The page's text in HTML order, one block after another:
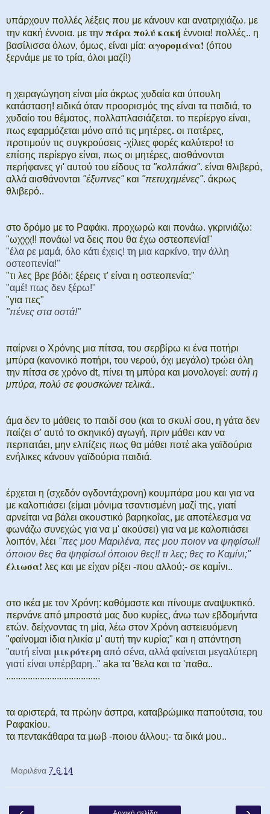
υπάρχουν πολλές λέξεις που με κάνουν και ανατριχιάζω. με
την κακή έννοια. με την πάρα πολύ κακή έννοια! πολλές.. η
βασίλισσα όλων, όμως, είναι μία: αγορομάνα! (όπου
ξερνάμε με το τρία, όλοι μαζί!)
η χειραγώγηση είναι μία άκρως χυδαία και ύπουλη
κατάσταση! ειδικά όταν προορισμός της είναι τα παιδιά, το
χυδαίο του θέματος, πολλαπλασιάζεται. το περίεργο είναι,
πως εφαρμόζεται μόνο από τις μητέρες. οι πατέρες,
προτιμούν τις συγκρούσεις -χίλιες φορές καλύτερο! το
επίσης περίεργο είναι, πως οι μητέρες, αισθάνονται
περήφανες γι' αυτού του είδους τα "κολπάκια". είναι θλιβερό,
αλλά αισθάνονται "έξυπνες"και "πετυχημένες". άκρως
θλιβερό..
στο δρόμο με το Ραφάκι. προχωρώ και πονάω. γκρινιάζω:
"ωχχχ!! πονάω! να δεις που θα έχω οστεοπενία!"
"έλα ρε μαμά, όλο κάτι έχεις! τη μια καρκίνο, την άλλη
οστεοπενία!"
"τι λες βρε βόδι; ξέρεις τ' είναι η οστεοπενία;"
"αμέ! πως δεν ξέρω!"
"για πες"
"πένες στα οστά!"
παίρνει ο Χρόνης μια πίτσα, του σερβίρω κι ένα ποτήρι
μπύρα (κανονικό ποτήρι, του νερού, όχι μεγάλο) τρώει όλη
την πίτσα σε χρόνο dt, πίνει τη μπύρα και μονολογεί: αυτή η
μπύρα, πολύ σε φουσκώνει τελικά..
άμα δεν το μάθεις το παιδί σου (και το σκυλί σου, η γάτα δεν
παίζει σ' αυτό το σκηνικό) αγωγή, πριν μάθει καν να
περπατάει, μην ελπίζεις πως θα μάθει ποτέ aka γαϊδούρια
ενήλικες κάνουν γαϊδούρια παιδιά.
έρχεται η (σχεδόν ογδοντάχρονη) κουμπάρα μου και για να
με καλοπιάσει (είμαι μόνιμα τσαντισμένη μαζί της, γιατί
αρνείται να βάλει ακουστικό βαρηκοΐας, με αποτέλεσμα να
φωνάζω συνεχώς για να μ' ακούσει) για να με καλοπιάσει
λοιπόν, λέει "πες μου Μαριλένα, πες μου ποιον να ψηφίσω!!
όποιον θες θα ψηφίσω! όποιον θες!! τι λες; θες το Καμίνι;"
έλιωσα! λες και με είχαν ρίξει -που αλλού;- σε καμίνι..
στο ικέα με τον Χρόνη: καθόμαστε και πίνουμε αναψυκτικό.
περνάνε από μπροστά μας δυο κυρίες, άνω των εβδομήντα
ετών. δείχνοντας τη μία, λέω στον Χρόνη αστειευόμενη
"φαίνομαι ίδια ηλικία μ' αυτή την κυρία;" και η απάντηση
"αυτή είναι μικρότερη από σένα, αλλά φαίνεται μεγαλύτερη
γιατί είναι υπέρβαρη.." aka τα 'θελα και τα 'παθα..
.......................................
τα αριστερά, τα πρώην άσπρα, καταβρώμικα παπούτσια, του
Ραφακίου.
τα πεντακάθαρα τα μωβ -ποιου άλλου;- τα δικά μου..
Μαριλένα 7.6.14